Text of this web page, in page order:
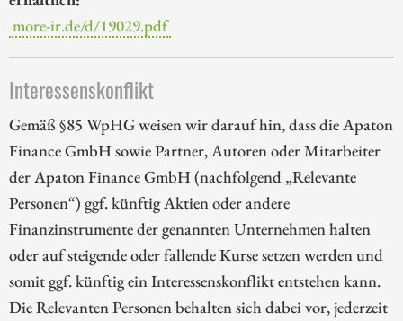
more-ir.de/d/19029.pdf
Interessenskonflikt
Gemäß §85 WpHG weisen wir darauf hin, dass die Apaton
Finance GmbH sowie Partner, Autoren oder Mitarbeiter
der Apaton Finance GmbH (nachfolgend „Relevante
Personen“) ggf. künftig Aktien oder andere
Finanzinstrumente der genannten Unternehmen halten
oder auf steigende oder fallende Kurse setzen werden und
somit ggf. künftig ein Interessenskonflikt entstehen kann.
Die Relevanten Personen behalten sich dabei vor, jederzeit